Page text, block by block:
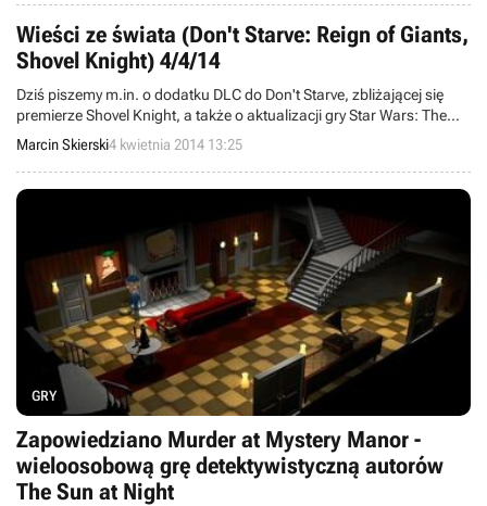
funkcjonalności gier dotychczas korzystających z technologii
GameSpy.
Wieści ze świata (Don't Starve: Reign of Giants,
Shovel Knight) 4/4/14
Dziś piszemy m.in. o dodatku DLC do Don't Starve, zbliżającej się
premierze Shovel Knight, a także o aktualizacji gry Star Wars: The
Old Republic. Witamy w wieściach ze świata - codziennej porcji
krótkich wiadomości.
Marcin Skierski4 kwietnia 2014 13:25
GRY
Zapowiedziano Murder at Mystery Manor -
wieloosobową grę detektywistyczną autorów
The Sun at Night